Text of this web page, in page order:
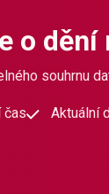
o
souhrnu
čas Aktuální